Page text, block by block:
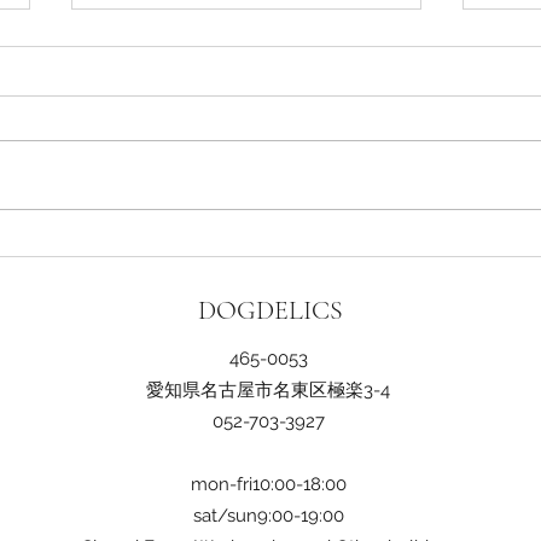
DOGDELICS
465-0053​
愛知県名古屋市名東区極楽3-4
052-703-3927
mon-fri10:00-18:00
sat/sun9:00-19:00